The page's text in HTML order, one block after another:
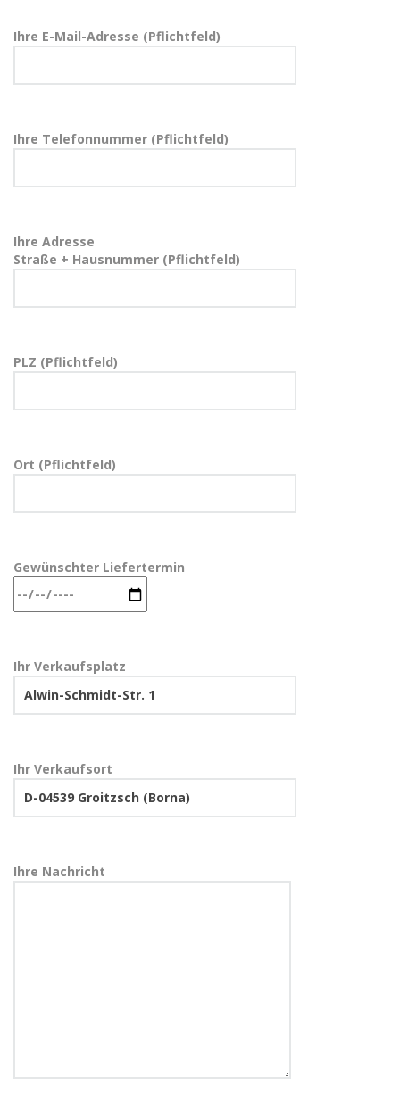
Ihre E-Mail-Adresse (Pflichtfeld)
Ihre Telefonnummer (Pflichtfeld)
Ihre Adresse
Straße + Hausnummer (Pflichtfeld)
PLZ (Pflichtfeld)
Ort (Pflichtfeld)
Gewünschter Liefertermin
Ihr Verkaufsplatz
Ihr Verkaufsort
Ihre Nachricht